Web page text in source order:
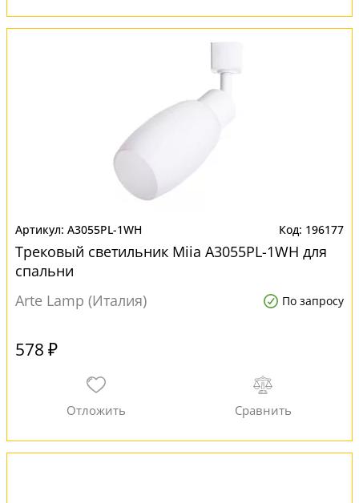
A3055PL-1WH 196177
Трековый светильник Miia A3055PL-1WH для
спальни
Arte Lamp (Италия)
По запросу
578 ₽